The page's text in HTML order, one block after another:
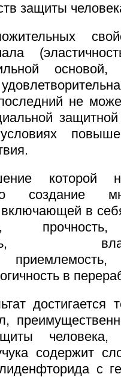
защиты
основой,
не
которой
создание
в
прочность,
приемлемость,
в
содержит
с